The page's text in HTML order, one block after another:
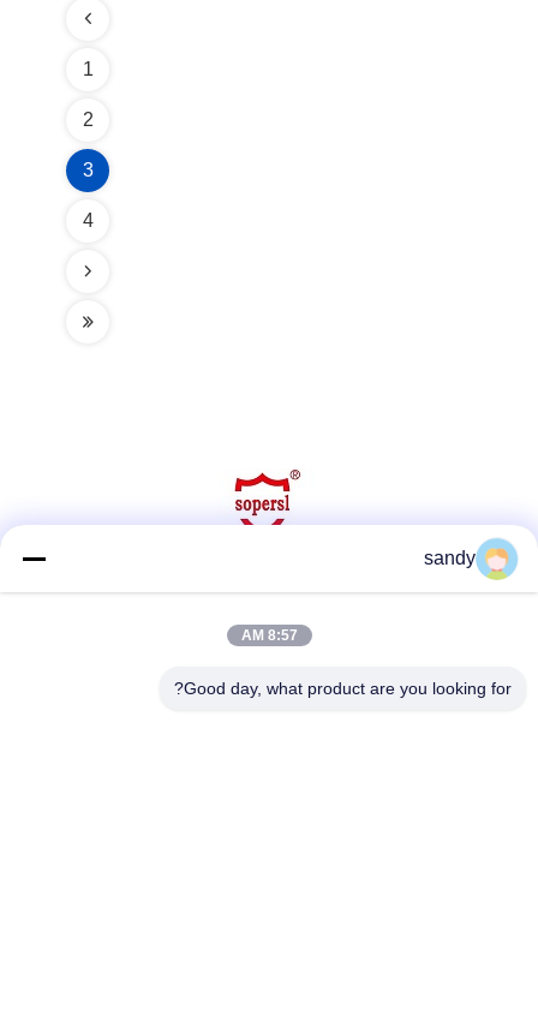
1
2
3
4
sandy
8:57 AM
Good day, what product are you looking for?